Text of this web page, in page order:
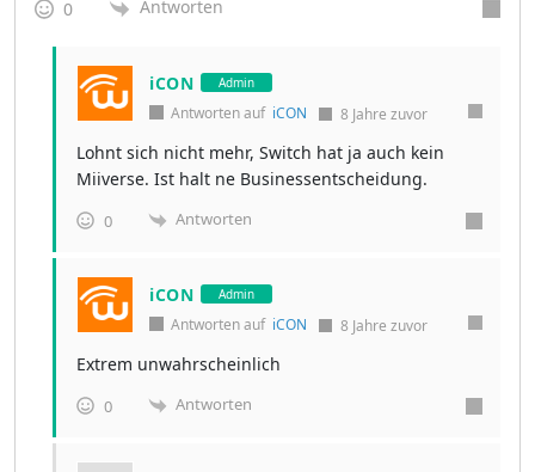
0 Antworten
iCON Admin
Antworten auf iCON 8 Jahre zuvor
Lohnt sich nicht mehr, Switch hat ja auch kein
Miiverse. Ist halt ne Businessentscheidung.
0 Antworten
iCON Admin
Antworten auf iCON 8 Jahre zuvor
Extrem unwahrscheinlich
0 Antworten